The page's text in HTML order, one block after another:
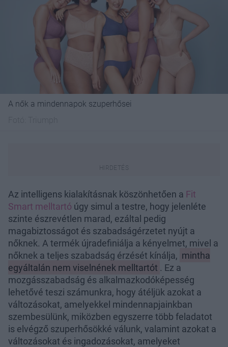
A nők a mindennapok szuperhősei
Az intelligens kialakításnak köszönhetően a Fit
Smart melltartó úgy simul a testre, hogy jelenléte
szinte észrevétlen marad, ezáltal pedig
magabiztosságot és szabadságérzetet nyújt a
nőknek. A termék újradefiniálja a kényelmet, mivel a
nőknek a teljes szabadság érzését kínálja, mintha
egyáltalán nem viselnének melltartót . Ez a
mozgásszabadság és alkalmazkodóképesség
lehetővé teszi számunkra, hogy átéljük azokat a
változásokat, amelyekkel mindennapjainkban
szembesülünk, miközben egyszerre több feladatot
is elvégző szuperhősökké válunk, valamint azokat a
változásokat és ingadozásokat, amelyeket